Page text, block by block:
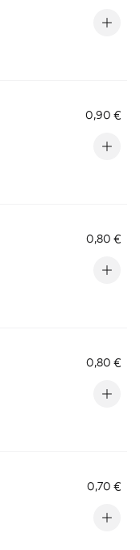
0,90 €
0,80 €
0,80 €
0,70 €